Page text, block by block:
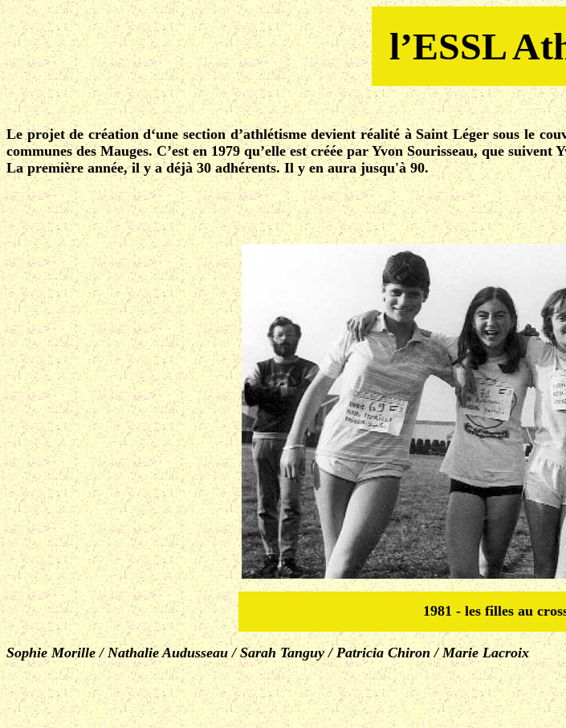
l’ESSL
Le projet de création d‘une section d’athlétisme devient réalité à Saint Léger sous le
communes des Mauges. C’est en 1979 qu’elle est créée par Yvon Sourisseau, que
La première année, il y a déjà 30 adhérents. Il y en aura jusqu'à 90.
1981 - les filles au
Sophie Morille / Nathalie Audusseau / Sarah Tanguy / Patricia Chiron / Marie Lacroix